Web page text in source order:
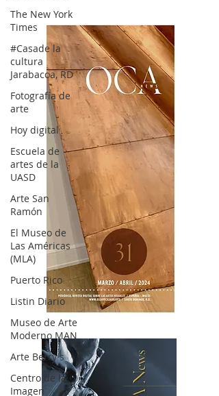
The New York
Times
#Casade la
cultura
Jarabacoa, RD
Fotografía de
arte
Hoy digital
Escuela de
artes de la
UASD
Arte San
Ramón
El Museo de
Las Américas
(MLA)
Puerto Rico
Listin Diario
Museo de Arte
Moderno MAN
Arte Berry's
Centro de la
Imagen
OCA|News 31 / Marzo-Abril / 2024